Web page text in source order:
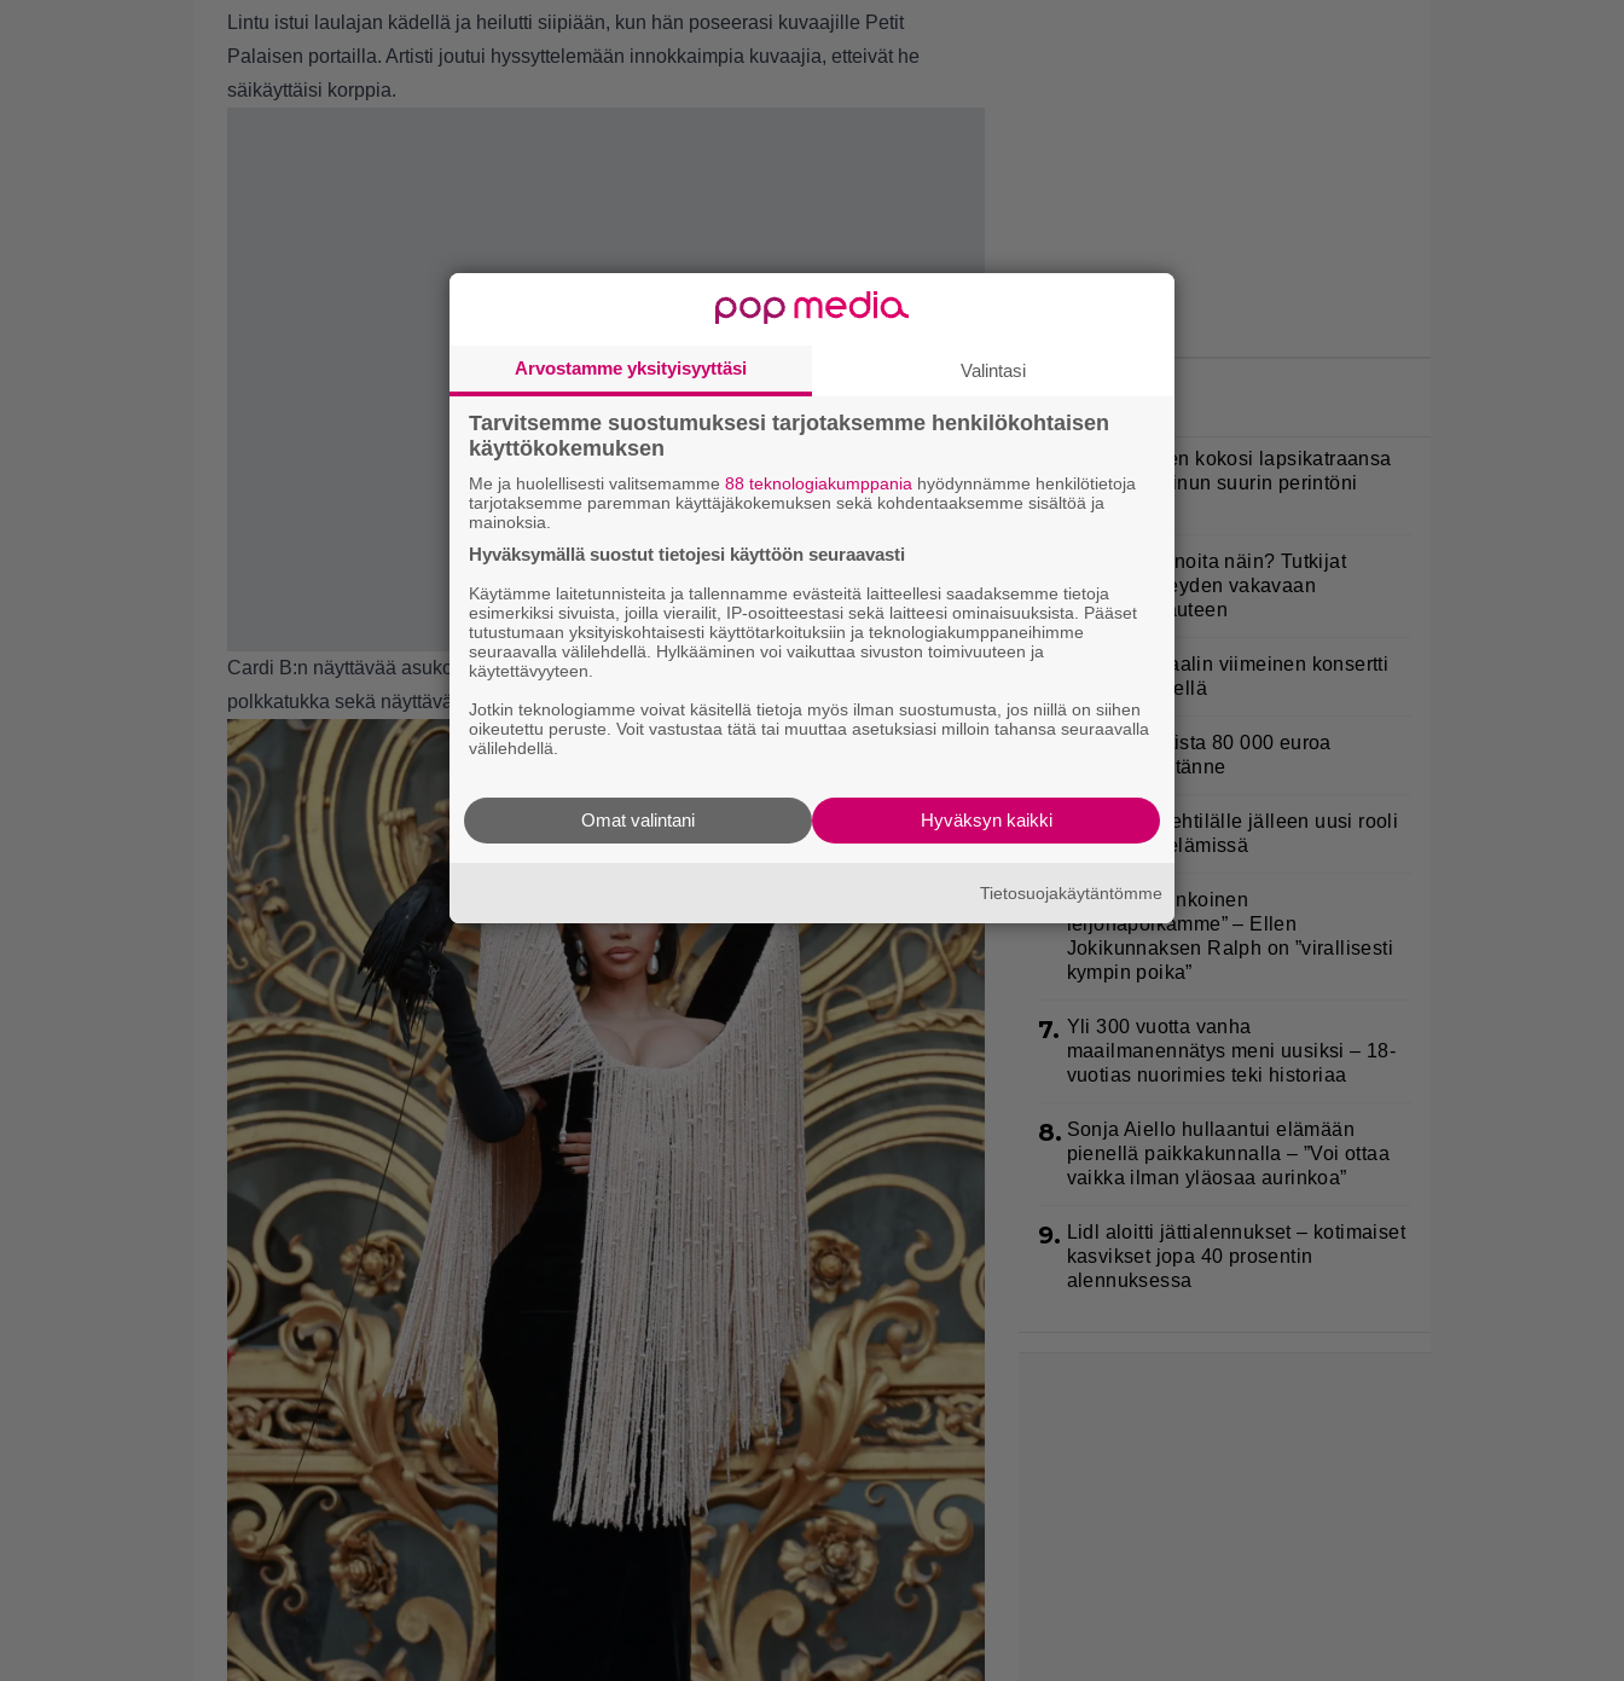
Lintu istui laulajan kädellä ja heilutti siipiään, kun hän poseerasi kuvaajille Petit
Palaisen portailla. Artisti joutui hyssyttelemään innokkaimpia kuvaajia, etteivät he
säikäyttäisi korppia.
Cardi B:n näyttävää asukokonaisuutta täydensivät tumma kissamainen meikki, tyylikäs
polkkatukka sekä näyttävät korvakorut.
Jani Sievinen kokosi lapsikatraansa
yhteen – ”Minun suurin perintöni
heille”
Syötkö perunoita näin? Tutkijat
löysivät yhteyden vakavaan
kansansairauteen
3.
Eppu Normaalin viimeinen konsertti
esitetään Ylellä
Eurojackpotista 80 000 euroa
Suomeen – tänne
5.
IL: Teemu Lehtilälle jälleen uusi rooli
Salatuissa elämissä
6. ”Rakas, aurinkoinen
leijonapoikamme” – Ellen
Jokikunnaksen Ralph on ”virallisesti
kympin poika”
7. Yli 300 vuotta vanha
maailmanennätys meni uusiksi – 18-
vuotias nuorimies teki historiaa
8. Sonja Aiello hullaantui elämään
pienellä paikkakunnalla – ”Voi ottaa
vaikka ilman yläosaa aurinkoa”
9. Lidl aloitti jättialennukset – kotimaiset
kasvikset jopa 40 prosentin
alennuksessa
Arvostamme yksityisyyttäsi Valintasi
Tarvitsemme suostumuksesi tarjotaksemme henkilökohtaisen
käyttökokemuksen
Me ja huolellisesti valitsemamme 88 teknologiakumppania hyödynnämme henkilötietoja
tarjotaksemme paremman käyttäjäkokemuksen sekä kohdentaaksemme sisältöä ja
mainoksia.
Hyväksymällä suostut tietojesi käyttöön seuraavasti
Käytämme laitetunnisteita ja tallennamme evästeitä laitteellesi saadaksemme tietoja
esimerkiksi sivuista, joilla vierailit, IP-osoitteestasi sekä laitteesi ominaisuuksista. Pääset
tutustumaan yksityiskohtaisesti käyttötarkoituksiin ja teknologiakumppaneihimme
seuraavalla välilehdellä. Hylkääminen voi vaikuttaa sivuston toimivuuteen ja
käytettävyyteen.
Jotkin teknologiamme voivat käsitellä tietoja myös ilman suostumusta, jos niillä on siihen
oikeutettu peruste. Voit vastustaa tätä tai muuttaa asetuksiasi milloin tahansa seuraavalla
välilehdellä.
Hyväksyn kaikki
Omat valintani
Tietosuojakäytäntömme